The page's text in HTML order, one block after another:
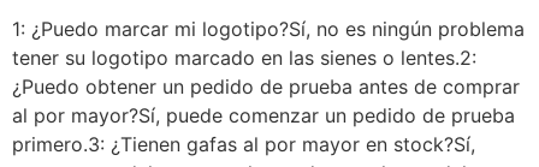
1: ¿Puedo marcar mi logotipo?Sí, no es ningún problema
tener su logotipo marcado en las sienes o lentes.2:
¿Puedo obtener un pedido de prueba antes de comprar
al por mayor?Sí, puede comenzar un pedido de prueba
primero.3: ¿Tienen gafas al por mayor en stock?Sí,